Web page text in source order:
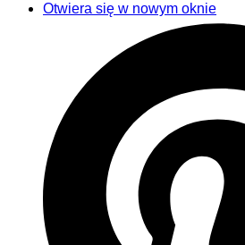
Otwiera się w nowym oknie